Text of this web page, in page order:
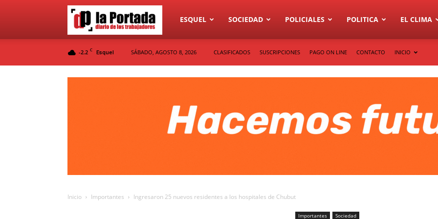
Diario
ESQUEL SOCIEDAD POLICIALES POLITICA EL CLIMA
-2.2 C Esquel SÁBADO, AGOSTO 8, 2026 CLASIFICADOS SUSCRIPCIONES PAGO ON LINE CONTACTO INICIO
Inicio Importantes Ingresaron 25 nuevos residentes a los hospitales de Chubut
Importantes Sociedad